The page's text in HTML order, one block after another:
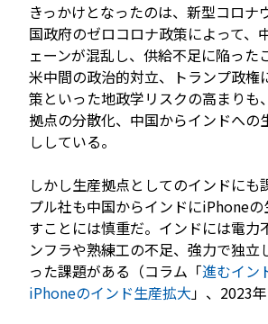
きっかけとなったのは、新型コロナ
国政府のゼロコロナ政策によって、
ェーンが混乱し、供給不足に陥った
米中間の政治的対立、トランプ政権
策といった地政学リスクの高まりも
拠点の分散化、中国からインドへの
ししている。
しかし生産拠点としてのインドにも
プル社も中国からインドにiPhone
すことには慎重だ。インドには電力
ンフラや熟練工の不足、強力で独立
った課題がある（コラム「進むイン
iPhoneのインド生産拡大」、2023